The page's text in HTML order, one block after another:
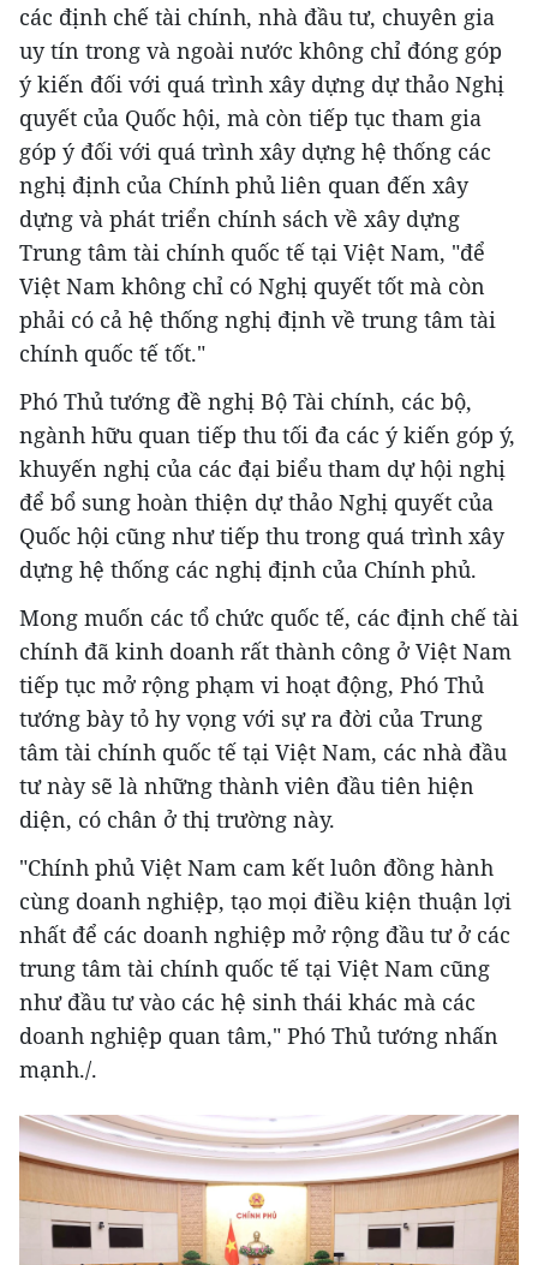
các định chế tài chính, nhà đầu tư, chuyên gia
uy tín trong và ngoài nước không chỉ đóng góp
ý kiến đối với quá trình xây dựng dự thảo Nghị
quyết của Quốc hội, mà còn tiếp tục tham gia
góp ý đối với quá trình xây dựng hệ thống các
nghị định của Chính phủ liên quan đến xây
dựng và phát triển chính sách về xây dựng
Trung tâm tài chính quốc tế tại Việt Nam, "để
Việt Nam không chỉ có Nghị quyết tốt mà còn
phải có cả hệ thống nghị định về trung tâm tài
chính quốc tế tốt."
Phó Thủ tướng đề nghị Bộ Tài chính, các bộ,
ngành hữu quan tiếp thu tối đa các ý kiến góp ý,
khuyến nghị của các đại biểu tham dự hội nghị
để bổ sung hoàn thiện dự thảo Nghị quyết của
Quốc hội cũng như tiếp thu trong quá trình xây
dựng hệ thống các nghị định của Chính phủ.
Mong muốn các tổ chức quốc tế, các định chế tài
chính đã kinh doanh rất thành công ở Việt Nam
tiếp tục mở rộng phạm vi hoạt động, Phó Thủ
tướng bày tỏ hy vọng với sự ra đời của Trung
tâm tài chính quốc tế tại Việt Nam, các nhà đầu
tư này sẽ là những thành viên đầu tiên hiện
diện, có chân ở thị trường này.
"Chính phủ Việt Nam cam kết luôn đồng hành
cùng doanh nghiệp, tạo mọi điều kiện thuận lợi
nhất để các doanh nghiệp mở rộng đầu tư ở các
trung tâm tài chính quốc tế tại Việt Nam cũng
như đầu tư vào các hệ sinh thái khác mà các
doanh nghiệp quan tâm," Phó Thủ tướng nhấn
mạnh./.